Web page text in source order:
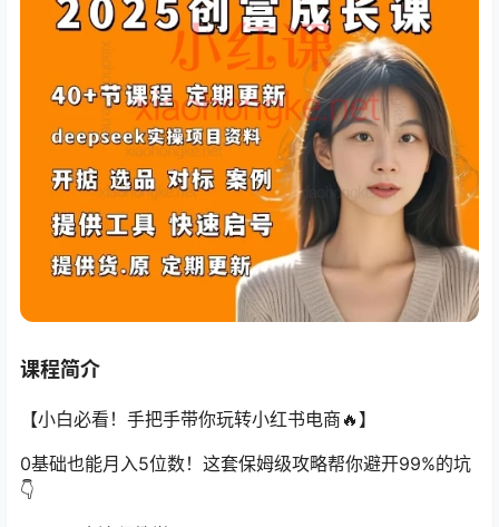
课程简介
【小白必看！手把手带你玩转小红书电商🔥】
0基础也能月入5位数！这套保姆级攻略帮你避开99%的坑
👇